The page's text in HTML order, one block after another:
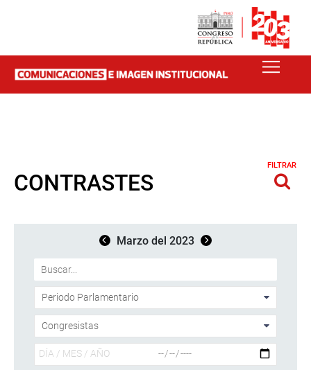
CONTRASTES
FILTRAR
Marzo del 2023